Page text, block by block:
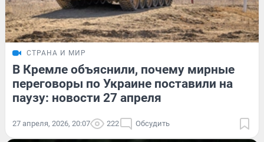
СТРАНА И МИР
В Кремле объяснили, почему мирные
переговоры по Украине поставили на
паузу: новости 27 апреля
27 апреля, 2026, 20:07 222 Обсудить